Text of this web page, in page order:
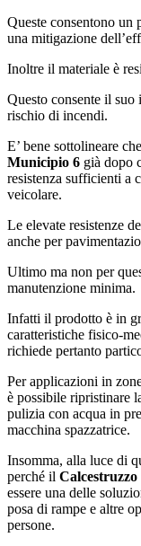
Queste consentono un
una mitigazione
Inoltre il materiale è
Questo consente il suo
rischio di incendi.
E’ bene sottolineare
Municipio 6 già dopo
resistenza sufficienti a
veicolare.
Le elevate resistenze
anche per
Ultimo ma non per
manutenzione minima.
Infatti il prodotto è in
caratteristiche fisico-
richiede pertanto
Per applicazioni in
è possibile ripristinare
pulizia con acqua in
macchina spazzatrice.
Insomma, alla luce di
perché il
essere una delle
posa di rampe e altre
persone.